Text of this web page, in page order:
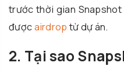
trước thời gian
đượcairdroptừ dự án.
2. Tại sao